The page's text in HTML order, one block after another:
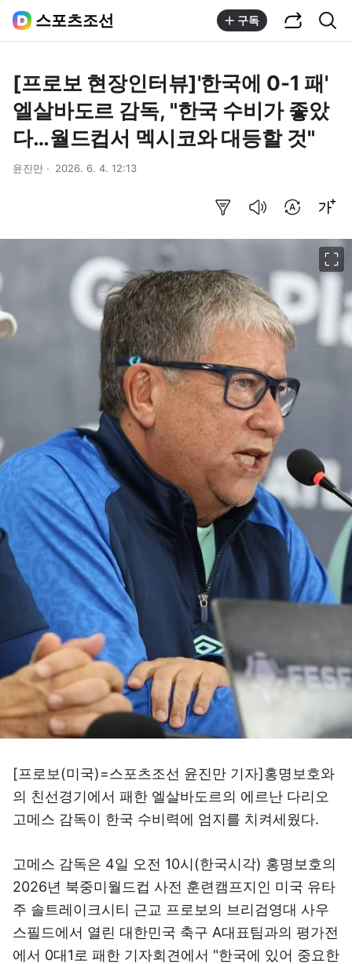
스포츠조선 구독
[프로보 현장인터뷰]'한국에 0-1 패'
엘살바도르 감독, "한국 수비가 좋았
다…월드컵서 멕시코와 대등할 것"
윤진만 2026. 6. 4. 12:13
[프로보(미국)=스포츠조선 윤진만 기자]홍명보호와
의 친선경기에서 패한 엘살바도르의 에르난 다리오
고메스 감독이 한국 수비력에 엄지를 치켜세웠다.
고메스 감독은 4일 오전 10시(한국시각) 홍명보호의
2026년 북중미월드컵 사전 훈련캠프지인 미국 유타
주 솔트레이크시티 근교 프로보의 브리검영대 사우
스필드에서 열린 대한민국 축구 A대표팀과의 평가전
에서 0대1로 패한 기자회견에서 "한국에 있어 중요한